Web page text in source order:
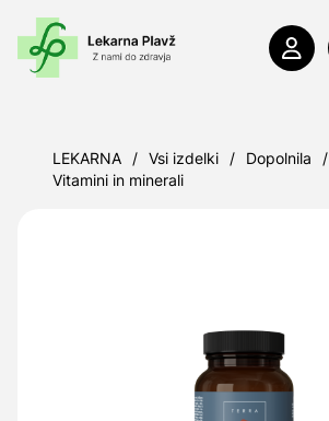
LEKARNA / Vsi izdelki / Dopolnila
/
Vitamini in minerali